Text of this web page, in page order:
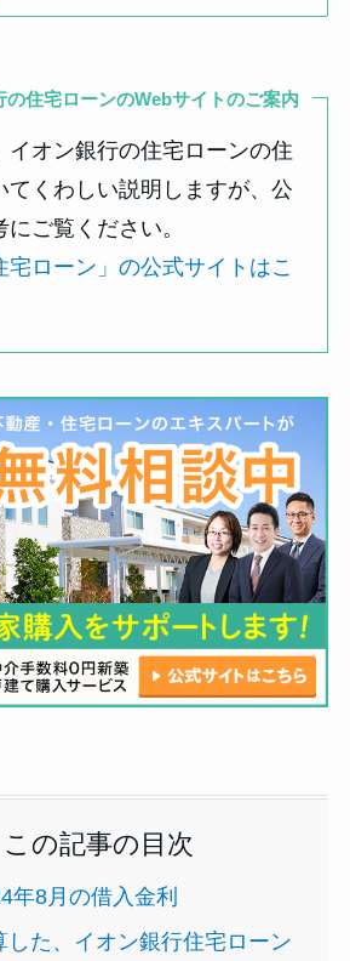
の住宅ローンのWebサイトのご案内
イオン銀行の住宅ローンの住
てくわしい説明しますが、公
ご覧ください。
宅ローン」の公式サイトはこ
この記事の目次
年8月の借入金利
した、イオン銀行住宅ローン